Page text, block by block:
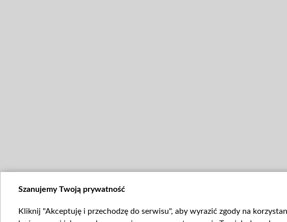
Szanujemy Twoją prywatność
Kliknij "Akceptuję i przechodzę do serwisu", aby wyrazić zgody na